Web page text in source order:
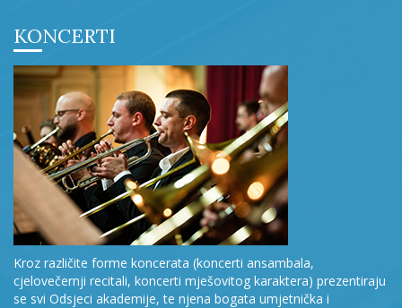
KONCERTI
Kroz različite forme koncerata (koncerti ansambala,
cjelovečernji recitali, koncerti mješovitog karaktera) prezentiraju
se svi Odsjeci akademije, te njena bogata umjetnička i